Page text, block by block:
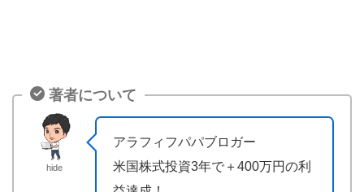
著者について
hide
アラフィフパパブロガー
米国株式投資3年で＋400万円の利